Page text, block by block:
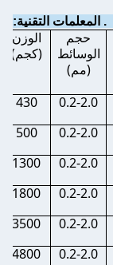
حجم
الوسائط
(مم)
الوزن
(كجم)
0.2-2.0
430
0.2-2.0
500
0.2-2.0
1300
0.2-2.0
1800
0.2-2.0
3500
0.2-2.0
4800